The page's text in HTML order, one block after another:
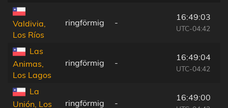
Valdivia,
Los Ríos
ringförmig -
16:49:03
UTC-04:42
Las
Animas,
Los Lagos
ringförmig -
16:49:04
UTC-04:42
La
Unión, Los
ringförmig -
16:49:00